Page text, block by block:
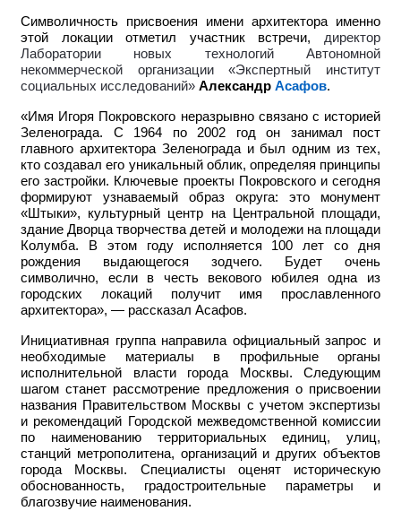
Символичность присвоения имени архитектора именно
этой локации отметил участник встречи, директор
Лаборатории новых технологий Автономной
некоммерческой организации «Экспертный институт
социальных исследований» Александр Асафов.
«Имя Игоря Покровского неразрывно связано с историей
Зеленограда. С 1964 по 2002 год он занимал пост
главного архитектора Зеленограда и был одним из тех,
кто создавал его уникальный облик, определяя принципы
его застройки. Ключевые проекты Покровского и сегодня
формируют узнаваемый образ округа: это монумент
«Штыки», культурный центр на Центральной площади,
здание Дворца творчества детей и молодежи на площади
Колумба. В этом году исполняется 100 лет со дня
рождения выдающегося зодчего. Будет очень
символично, если в честь векового юбилея одна из
городских локаций получит имя прославленного
архитектора», — рассказал Асафов.
Инициативная группа направила официальный запрос и
необходимые материалы в профильные органы
исполнительной власти города Москвы. Следующим
шагом станет рассмотрение предложения о присвоении
названия Правительством Москвы с учетом экспертизы
и рекомендаций Городской межведомственной комиссии
по наименованию территориальных единиц, улиц,
станций метрополитена, организаций и других объектов
города Москвы. Специалисты оценят историческую
обоснованность, градостроительные параметры и
благозвучие наименования.